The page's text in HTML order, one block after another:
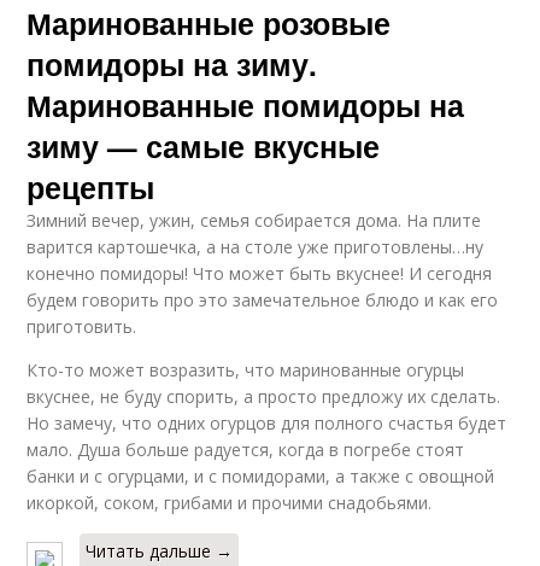
Маринованные розовые
помидоры на зиму.
Маринованные помидоры на
зиму — самые вкусные
рецепты
Зимний вечер, ужин, семья собирается дома. На плите
варится картошечка, а на столе уже приготовлены…ну
конечно помидоры! Что может быть вкуснее! И сегодня
будем говорить про это замечательное блюдо и как его
приготовить.
Кто-то может возразить, что маринованные огурцы
вкуснее, не буду спорить, а просто предложу их сделать.
Но замечу, что одних огурцов для полного счастья будет
мало. Душа больше радуется, когда в погребе стоят
банки и с огурцами, и с помидорами, а также с овощной
икоркой, соком, грибами и прочими снадобьями.
Читать дальше →